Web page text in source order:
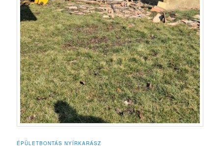
ÉPÜLETBONTÁS NYÍRKARÁSZ